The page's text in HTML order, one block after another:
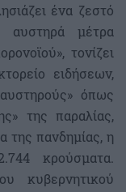
ένα ζεστό
αυστηρά μέτρα
τονίζει
ειδήσεων,
όπως
της παραλίας,
της πανδημίας, η
κρούσματα.
κυβερνητικού